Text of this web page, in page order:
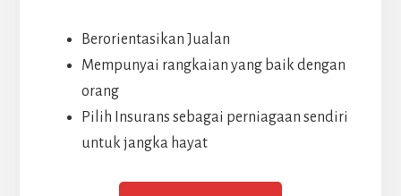
Berorientasikan Jualan
Mempunyai rangkaian yang baik dengan
orang
Pilih Insurans sebagai perniagaan sendiri
untuk jangka hayat